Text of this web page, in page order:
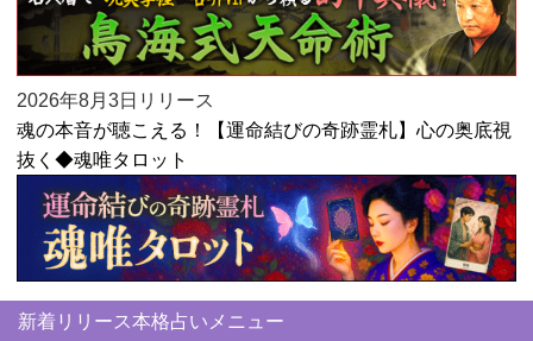
2026年8月3日リリース
魂の本音が聴こえる！【運命結びの奇跡霊札】心の奥底視
抜く◆魂唯タロット
新着リリース本格占いメニュー